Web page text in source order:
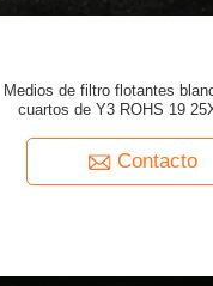
Medios de filtro flotantes
cuartos de Y3 ROHS 19
Contacto